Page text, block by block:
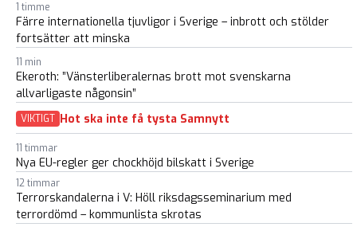
1 timme
Färre internationella tjuvligor i Sverige – inbrott och stölder
fortsätter att minska
11 min
Ekeroth: ”Vänsterliberalernas brott mot svenskarna
allvarligaste någonsin”
VIKTIGT Hot ska inte få tysta Samnytt
11 timmar
Nya EU-regler ger chockhöjd bilskatt i Sverige
12 timmar
Terrorskandalerna i V: Höll riksdagsseminarium med
terrordömd – kommunlista skrotas